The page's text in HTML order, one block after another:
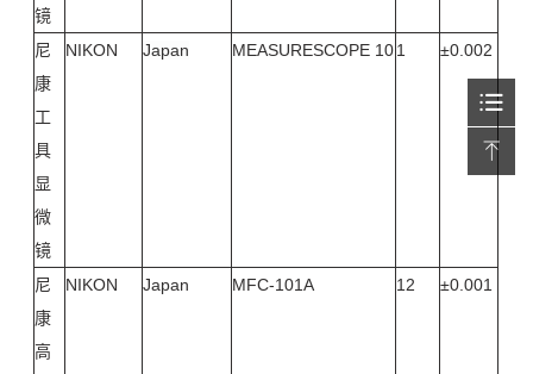
镜
尼
康
工
具
显
微
镜
NIKON Japan MEASURESCOPE 101 ±0.002
尼
康
高
NIKON Japan MFC-101A 12 ±0.001